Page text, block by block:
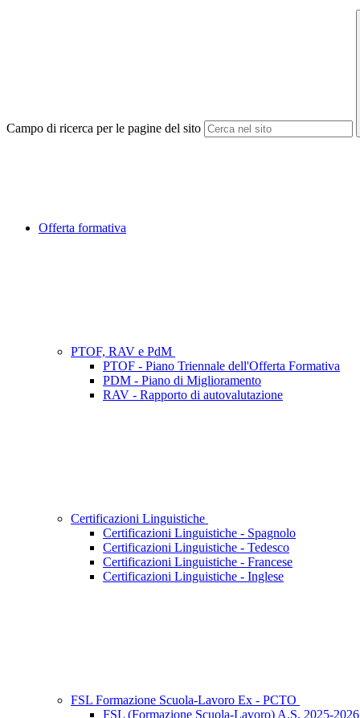
Campo di ricerca per le pagine del sito
Offerta formativa
PTOF, RAV e PdM
PTOF - Piano Triennale dell'Offerta Formativa
PDM - Piano di Miglioramento
RAV - Rapporto di autovalutazione
Certificazioni Linguistiche
Certificazioni Linguistiche - Spagnolo
Certificazioni Linguistiche - Tedesco
Certificazioni Linguistiche - Francese
Certificazioni Linguistiche - Inglese
FSL Formazione Scuola-Lavoro Ex - PCTO
FSL (Formazione Scuola-Lavoro) A.S. 2025-2026